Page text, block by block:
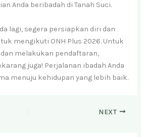
Anda beribadah di Tanah Suci.
lagi, segera persiapkan diri dan
mengikuti ONH Plus 2026. Untuk
melakukan pendaftaran,
juga! Perjalanan ibadah Anda
menuju kehidupan yang lebih baik.
NEXT